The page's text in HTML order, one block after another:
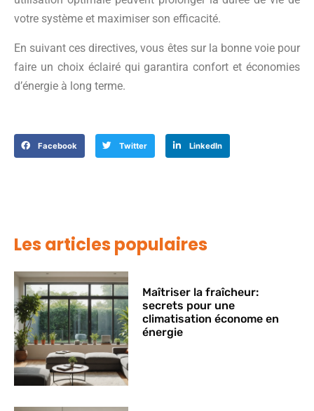
votre système et maximiser son efficacité.
En suivant ces directives, vous êtes sur la bonne voie pour
faire un choix éclairé qui garantira confort et économies
d’énergie à long terme.
Facebook Twitter LinkedIn
Les articles populaires
Maîtriser la fraîcheur:
secrets pour une
climatisation économe en
énergie